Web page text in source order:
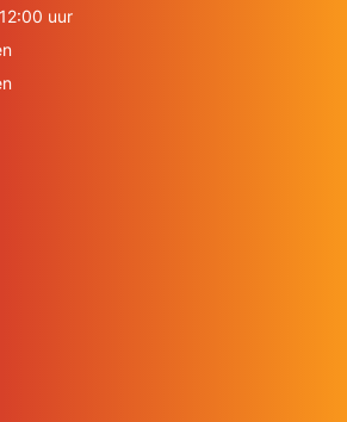
uur